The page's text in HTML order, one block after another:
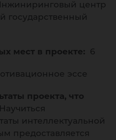
центр
мест в проекте: 6
эссе
проекта, что
Научиться
интеллектуальной
предоставляется